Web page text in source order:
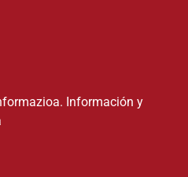
Información y